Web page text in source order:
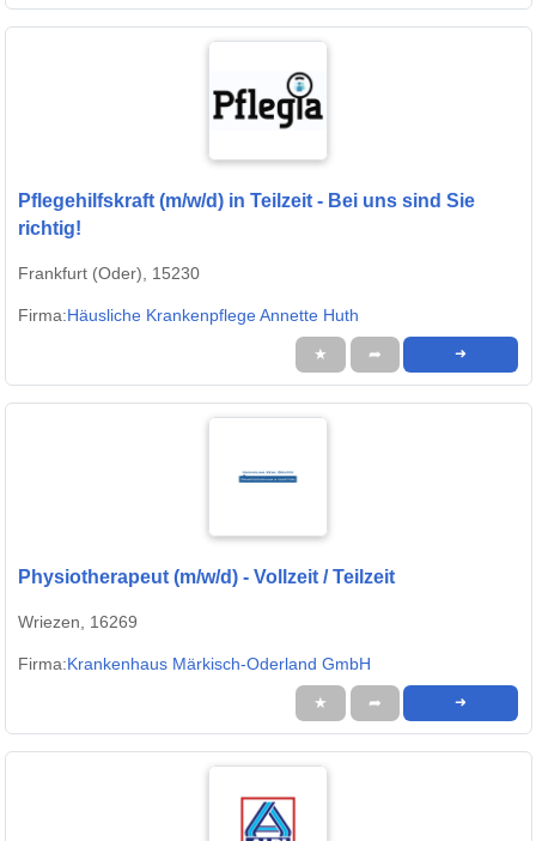
Pflegehilfskraft (m/w/d) in Teilzeit - Bei uns sind Sie
richtig!
Frankfurt (Oder), 15230
Firma:Häusliche Krankenpflege Annette Huth
★ ➦ ➜
Physiotherapeut (m/w/d) - Vollzeit / Teilzeit
Wriezen, 16269
Firma:Krankenhaus Märkisch-Oderland GmbH
★ ➦ ➜